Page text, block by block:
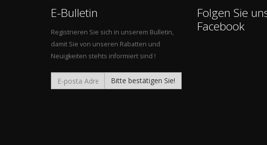
E-Bulletin
Registrieren Sie sich in unserem Bulletin,
damit Sie von unseren Rabatten und
Neuigkeiten stehts informiert sind !
Bitte bestätigen Sie!
Folgen Sie
Facebook